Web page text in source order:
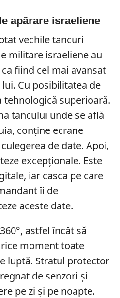
apărare israeliene
vechile tancuri
militare israeliene au
fiind cel mai avansat
Cu posibilitatea de
tehnologică superioară.
tancului unde se află
conține ecrane
de date. Apoi,
excepționale. Este
iar casca pe care
îi de
aceste date.
astfel încât să
moment toate
luptă. Stratul protector
de senzori și
pe zi și pe noapte.